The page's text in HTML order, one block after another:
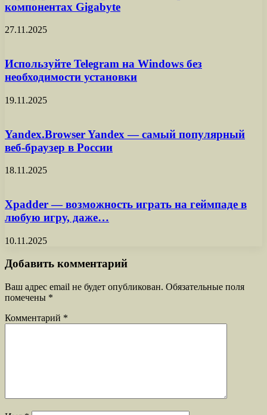
компонентах Gigabyte
27.11.2025
Используйте Telegram на Windows без
необходимости установки
19.11.2025
Yandex.Browser Yandex — самый популярный
веб-браузер в России
18.11.2025
Xpadder — возможность играть на геймпаде в
любую игру, даже…
10.11.2025
Добавить комментарий
Ваш адрес email не будет опубликован. Обязательные поля
помечены *
Комментарий *